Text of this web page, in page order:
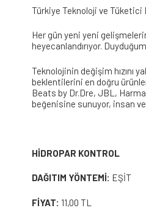
Türkiye Teknoloji ve Tüketici
Her gün yeni yeni
heyecanlandırıyor.
Teknolojinin değişim hızını
beklentilerini en doğru
Beats by Dr.Dre, JBL,
beğenisine sunuyor, insan ve
HİDROPAR KONTROL
DAĞITIM YÖNTEMİ: EŞİT
FİYAT: 11,00 TL